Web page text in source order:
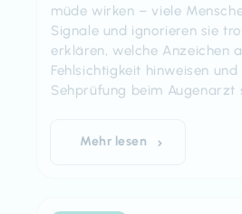
müde wirken – viele
Signale und ignorieren sie
erklären, welche Anzeichen
Fehlsichtigkeit hinweisen
Sehprüfung beim Augenarzt
Mehr lesen